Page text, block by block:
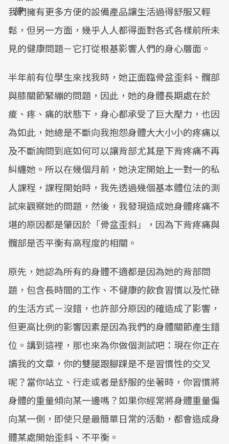
我們擁有更多方便的設備產品讓生活過得舒服又輕
鬆，但另一方面，幾乎人人都得面對各式各樣前所未
見的健康問題－它打從根基影響人們的身心層面。
半年前有位學生來找我時，她正面臨骨盆歪斜、髖部
與膝關節緊繃的問題，因此，她的身體長期處在於
痠、疼、痛的狀態下，身心都承受了巨大壓力，也因
為如此，她總是不斷向我抱怨身體大大小小的疼痛以
及不斷詢問到底如何可以讓背部尤其是下背疼痛不再
糾纏她。所以在幾個月前，她決定開始上一對一的私
人課程，課程開始時，我先透過幾個基本體位法的測
試來觀察她的問題，然後，我發現造成她身體疼痛不
堪的原因都是肇因於「骨盆歪斜」，因為下背疼痛與
髖部是否平衡有高程度的相關。
原先，她認為所有的身體不適都是因為她的背部問
題，包含長時間的工作、不健康的飲食習慣以及忙碌
的生活方式－沒錯，也許部分原因的確造成了影響，
但更高比例的影響因素是因為我們的身體關節產生錯
位。講到這裡，那也來為你做個測試吧：現在你正在
讀我的文章，你的雙腿跟腳踝是不是習慣性的交叉
呢？當你站立、行走或者是舒服的坐著時，你習慣將
身體的重量傾向某一邊嗎？如果你經常將身體重量偏
向某一側，即使只是最簡單日常的活動，都會造成身
體某處開始歪斜、不平衡。